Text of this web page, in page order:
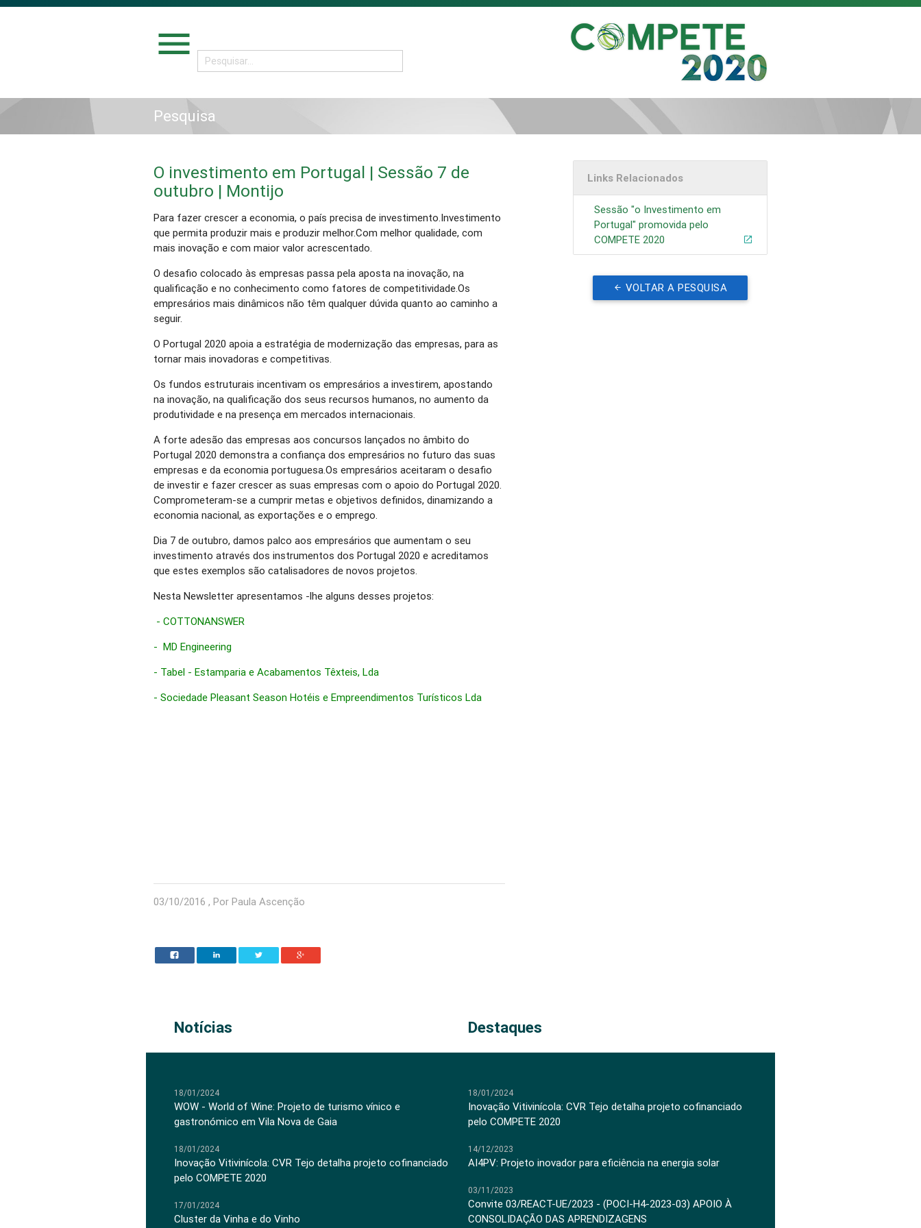
menu
Pesquisa
O investimento em Portugal | Sessão 7 de
outubro | Montijo
Para fazer crescer a economia, o país precisa de investimento.Investimento
que permita produzir mais e produzir melhor.Com melhor qualidade, com
mais inovação e com maior valor acrescentado.
O desafio colocado às empresas passa pela aposta na inovação, na
qualificação e no conhecimento como fatores de competitividade.Os
empresários mais dinâmicos não têm qualquer dúvida quanto ao caminho a
seguir.
O Portugal 2020 apoia a estratégia de modernização das empresas, para as
tornar mais inovadoras e competitivas.
Os fundos estruturais incentivam os empresários a investirem, apostando
na inovação, na qualificação dos seus recursos humanos, no aumento da
produtividade e na presença em mercados internacionais.
A forte adesão das empresas aos concursos lançados no âmbito do
Portugal 2020 demonstra a confiança dos empresários no futuro das suas
empresas e da economia portuguesa.Os empresários aceitaram o desafio
de investir e fazer crescer as suas empresas com o apoio do Portugal 2020.
Comprometeram-se a cumprir metas e objetivos definidos, dinamizando a
economia nacional, as exportações e o emprego.
Dia 7 de outubro, damos palco aos empresários que aumentam o seu
investimento através dos instrumentos dos Portugal 2020 e acreditamos
que estes exemplos são catalisadores de novos projetos.
Nesta Newsletter apresentamos -lhe alguns desses projetos:
- COTTONANSWER
- MD Engineering
- Tabel - Estamparia e Acabamentos Têxteis, Lda
-Sociedade Pleasant Season Hotéis e Empreendimentos Turísticos Lda
03/10/2016 , Por Paula Ascenção
Links Relacionados
Sessão "o Investimento em
Portugal" promovida pelo
COMPETE 2020
VOLTAR A PESQUISA
Notícias Destaques
18/01/2024
WOW - World of Wine: Projeto de turismo vínico e
gastronómico em Vila Nova de Gaia
18/01/2024
Inovação Vitivinícola: CVR Tejo detalha projeto cofinanciado
pelo COMPETE 2020
17/01/2024
Cluster da Vinha e do Vinho
18/01/2024
Inovação Vitivinícola: CVR Tejo detalha projeto cofinanciado
pelo COMPETE 2020
14/12/2023
AI4PV: Projeto inovador para eficiência na energia solar
03/11/2023
Convite 03/REACT-UE/2023 - (POCI-H4-2023-03) APOIO À
CONSOLIDAÇÃO DAS APRENDIZAGENS